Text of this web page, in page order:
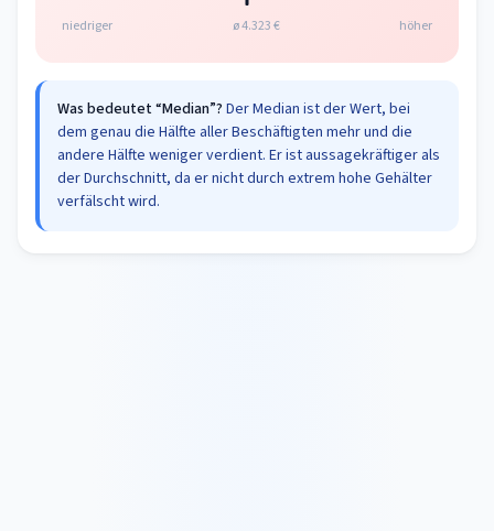
niedriger ø 4.323 € höher
Was bedeutet “Median”? Der Median ist der Wert, bei
dem genau die Hälfte aller Beschäftigten mehr und die
andere Hälfte weniger verdient. Er ist aussagekräftiger als
der Durchschnitt, da er nicht durch extrem hohe Gehälter
verfälscht wird.